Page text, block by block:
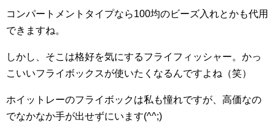
コンパートメントタイプなら100均のビーズ入れとかも代用
できますね。
しかし、そこは格好を気にするフライフィッシャー。かっ
こいいフライボックスが使いたくなるんですよね（笑）
ホイットレーのフライボックは私も憧れですが、高価なの
でなかなか手が出せずにいます(^^;)